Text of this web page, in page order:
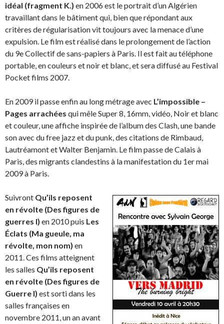
idéal (fragment K.) en 2006 est le portrait d’un Algérien
travaillant dans le bâtiment qui, bien que répondant aux
critères de régularisation vit toujours avec la menace d’une
expulsion. Le film est réalisé dans le prolongement de l’action
du 9e Collectif de sans-papiers à Paris. Il est fait au téléphone
portable, en couleurs et noir et blanc, et sera diffusé au Festival
Pocket films 2007.
En 2009 il passe enfin au long métrage avec L’impossible –
Pages arrachées qui mêle Super 8, 16mm, vidéo, Noir et blanc
et couleur, une affiche inspirée de l’album des Clash, une bande
son avec du free jazz et du punk, des citations de Rimbaud,
Lautréamont et Walter Benjamin. Le film passe de Calais à
Paris, des migrants clandestins à la manifestation du 1er mai
2009 à Paris.
Suivront Qu’ils reposent
en révolte (Des figures de
guerres I) en 2010 puis Les
Éclats (Ma gueule, ma
révolte, mon nom) en
2011. Ces films atteignent
les salles Qu’ils reposent
en révolte (Des figures de
Guerre I) est sorti dans les
salles françaises en
novembre 2011, un an avant